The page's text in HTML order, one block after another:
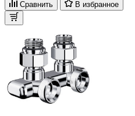
Сравнить В избранное